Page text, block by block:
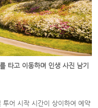
타고 이동하며 인생 사진 남기
어 시작 시간이 상이하여 예약